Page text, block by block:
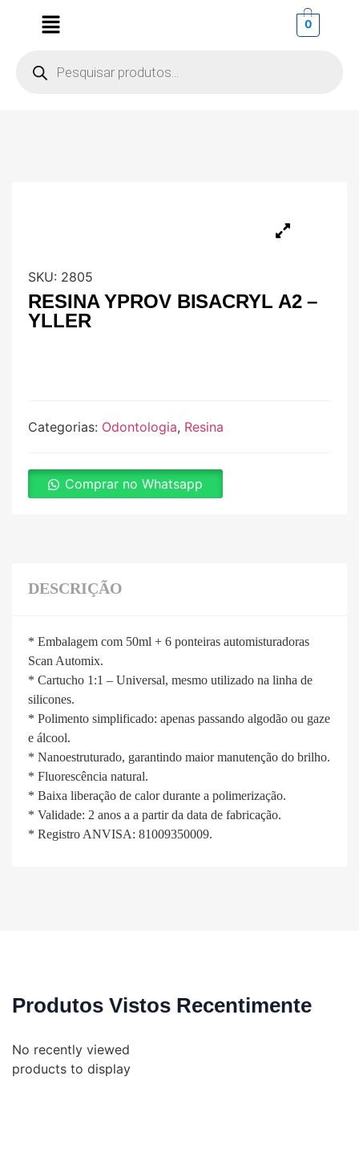
0
SKU: 2805
RESINA YPROV BISACRYL A2 –
YLLER
Categorias: Odontologia, Resina
Comprar no Whatsapp
DESCRIÇÃO
* Embalagem com 50ml + 6 ponteiras automisturadoras
Scan Automix.
* Cartucho 1:1 – Universal, mesmo utilizado na linha de
silicones.
* Polimento simplificado: apenas passando algodão ou gaze
e álcool.
* Nanoestruturado, garantindo maior manutenção do brilho.
* Fluorescência natural.
* Baixa liberação de calor durante a polimerização.
* Validade: 2 anos a a partir da data de fabricação.
* Registro ANVISA: 81009350009.
Produtos Vistos Recentimente
No recently viewed
products to display